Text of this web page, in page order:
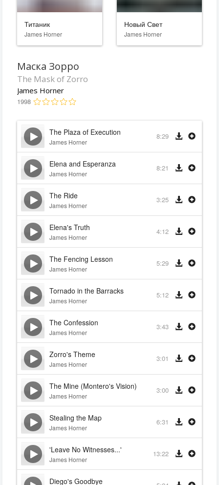
Титаник
James Horner
Новый Свет
James Horner
Маска Зорро
The Mask of Zorro
James Horner
1998
The Plaza of Execution
James Horner
8:29
Elena and Esperanza
James Horner
8:21
The Ride
James Horner
3:25
Elena's Truth
James Horner
4:12
The Fencing Lesson
James Horner
5:29
Tornado in the Barracks
James Horner
5:12
The Confession
James Horner
3:43
Zorro's Theme
James Horner
3:01
The Mine (Montero's Vision)
James Horner
3:00
Stealing the Map
James Horner
6:31
'Leave No Witnesses...'
James Horner
13:22
Diego's Goodbye